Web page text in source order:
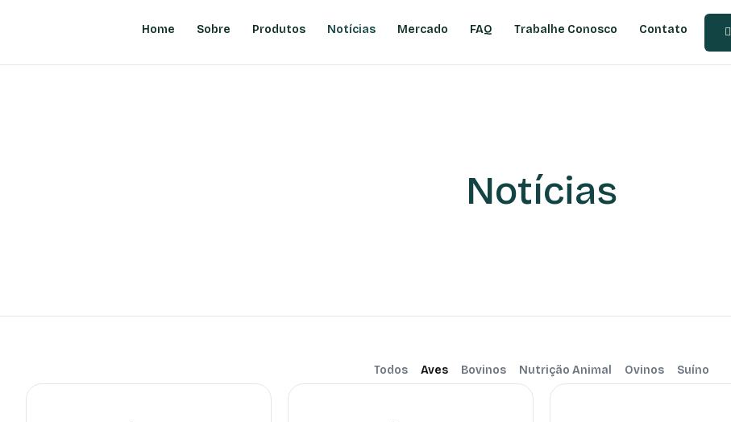
Home Sobre Produtos Notícias Mercado FAQ Trabalhe Conosco Contato
Notícias
Aves Bovinos Nutrição Animal Ovinos Suíno
Todos